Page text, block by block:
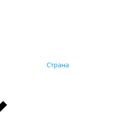
Страна